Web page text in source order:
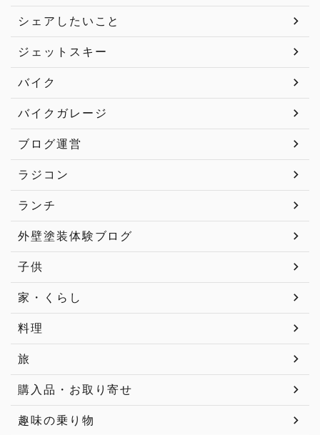
シェアしたいこと
ジェットスキー
バイク
バイクガレージ
ブログ運営
ラジコン
ランチ
外壁塗装体験ブログ
子供
家・くらし
料理
旅
購入品・お取り寄せ
趣味の乗り物